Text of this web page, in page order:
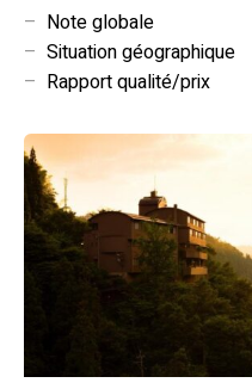
– Note globale
– Situation géographique
– Rapport qualité/prix